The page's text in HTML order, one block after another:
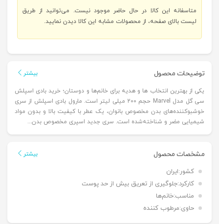
متاسفانه این کالا در حال حاضر موجود نیست. می‌توانید از طریق
لیست بالای صفحه، از محصولات مشابه این کالا دیدن نمایید.
توضیحات محصول بیشتر
یکی از بهترین انتخاب ها و هدیه برای خانم‌ها و دوستان؛ خرید بادی اسپلش
سی گل مدل Marvel حجم 200 میلی لیتر است. مارول بادی اسپلش از سری
خوشبوکننده‌های بدن مخصوص بانوان، یک عطر با کیفیت بالا و بدون مواد
شیمیایی مضر و شناخته‌شده است. سری جدید اسپری مخصوص بدن...
مشخصات محصول بیشتر
کشور:ایران
کارکرد:جلوگیری از تعریق بیش از حد پوست
مناسب:خانم‌ها
حاوی:مرطوب کننده